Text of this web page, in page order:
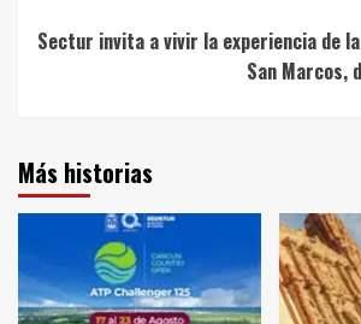
Sectur invita a vivir la experiencia de
San Marcos,
Más historias